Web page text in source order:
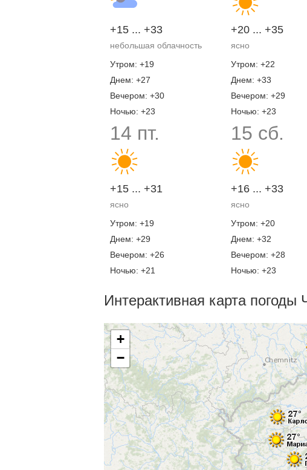
+15 ... +33
небольшая облачность
Утром: +19
Днем: +27
Вечером: +30
Ночью: +23
+20 ... +35
ясно
Утром: +22
Днем: +33
Вечером: +29
Ночью: +23
14 пт.
+15 ... +31
ясно
Утром: +19
Днем: +29
Вечером: +26
Ночью: +21
15 сб.
+16 ... +33
ясно
Утром: +20
Днем: +32
Вечером: +28
Ночью: +23
Интерактивная карта погоды